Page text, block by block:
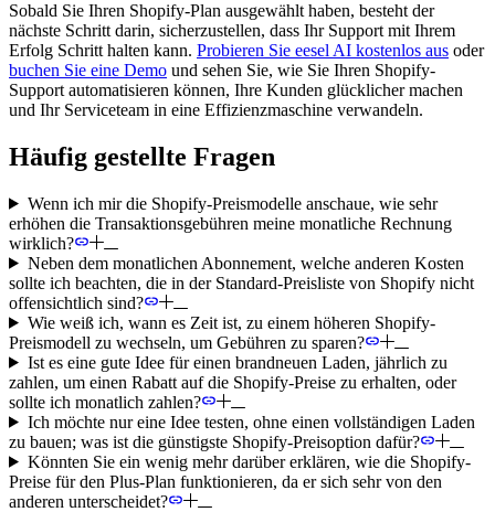
Sobald Sie Ihren Shopify-Plan ausgewählt haben, besteht der
nächste Schritt darin, sicherzustellen, dass Ihr Support mit Ihrem
Erfolg Schritt halten kann. Probieren Sie eesel AI kostenlos aus oder
buchen Sie eine Demo und sehen Sie, wie Sie Ihren Shopify-
Support automatisieren können, Ihre Kunden glücklicher machen
und Ihr Serviceteam in eine Effizienzmaschine verwandeln.
Häufig gestellte Fragen
Wenn ich mir die Shopify-Preismodelle anschaue, wie sehr
erhöhen die Transaktionsgebühren meine monatliche Rechnung
wirklich?
Neben dem monatlichen Abonnement, welche anderen Kosten
sollte ich beachten, die in der Standard-Preisliste von Shopify nicht
offensichtlich sind?
Wie weiß ich, wann es Zeit ist, zu einem höheren Shopify-
Preismodell zu wechseln, um Gebühren zu sparen?
Ist es eine gute Idee für einen brandneuen Laden, jährlich zu
zahlen, um einen Rabatt auf die Shopify-Preise zu erhalten, oder
sollte ich monatlich zahlen?
Ich möchte nur eine Idee testen, ohne einen vollständigen Laden
zu bauen; was ist die günstigste Shopify-Preisoption dafür?
Könnten Sie ein wenig mehr darüber erklären, wie die Shopify-
Preise für den Plus-Plan funktionieren, da er sich sehr von den
anderen unterscheidet?